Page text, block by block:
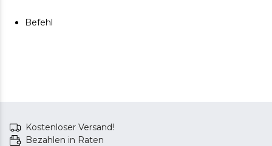
Befehl
Kostenloser Versand!
Bezahlen in Raten